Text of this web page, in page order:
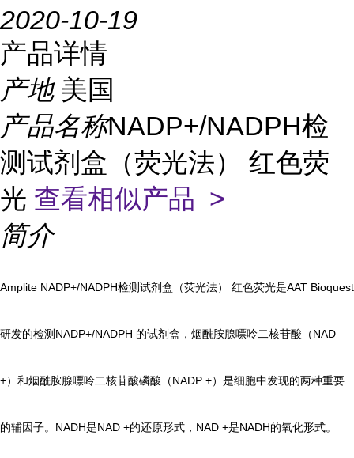
2020-10-19
产品详情
产地 美国
产品名称NADP+/NADPH检
测试剂盒（荧光法） 红色荧
光 查看相似产品 >
简介
Amplite NADP+/NADPH检测试剂盒（荧光法） 红色荧光是AAT Bioquest
研发的检测NADP+/NADPH 的试剂盒，烟酰胺腺嘌呤二核苷酸（NAD
+）和烟酰胺腺嘌呤二核苷酸磷酸（NADP +）是细胞中发现的两种重要
的辅因子。NADH是NAD +的还原形式，NAD +是NADH的氧化形式。